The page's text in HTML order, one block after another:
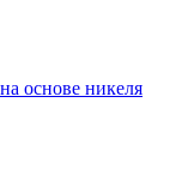
основе никеля